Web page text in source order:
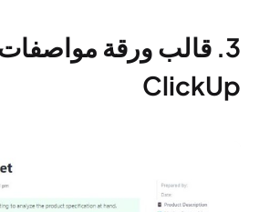
3. قالب ورقة
ClickUp